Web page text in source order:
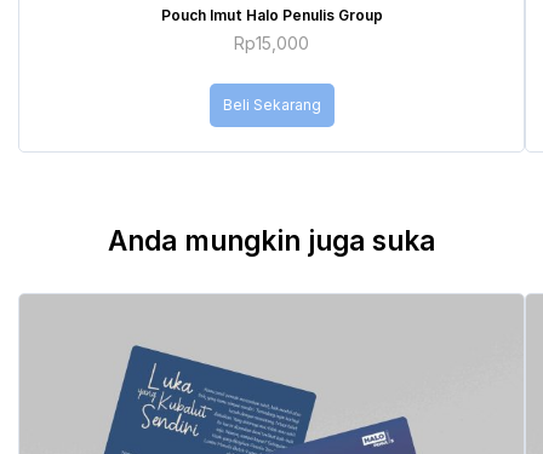
Pouch Imut Halo Penulis Group
Rp15,000
Beli Sekarang
Anda mungkin juga suka